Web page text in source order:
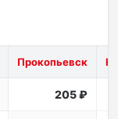
Прокопьевск
205 ₽